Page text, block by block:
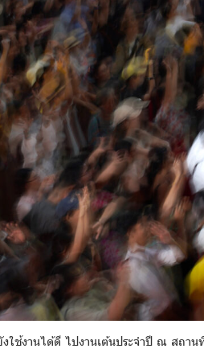
งใช้งานได้ดี ไปงานเต้นประจำปี ณ สถ